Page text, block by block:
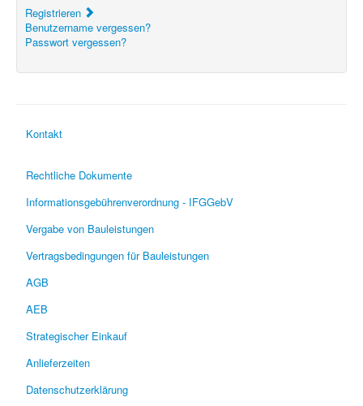
Registrieren
Benutzername vergessen?
Passwort vergessen?
Kontakt
Rechtliche Dokumente
Informationsgebührenverordnung - IFGGebV
Vergabe von Bauleistungen
Vertragsbedingungen für Bauleistungen
AGB
AEB
Strategischer Einkauf
Anlieferzeiten
Datenschutzerklärung